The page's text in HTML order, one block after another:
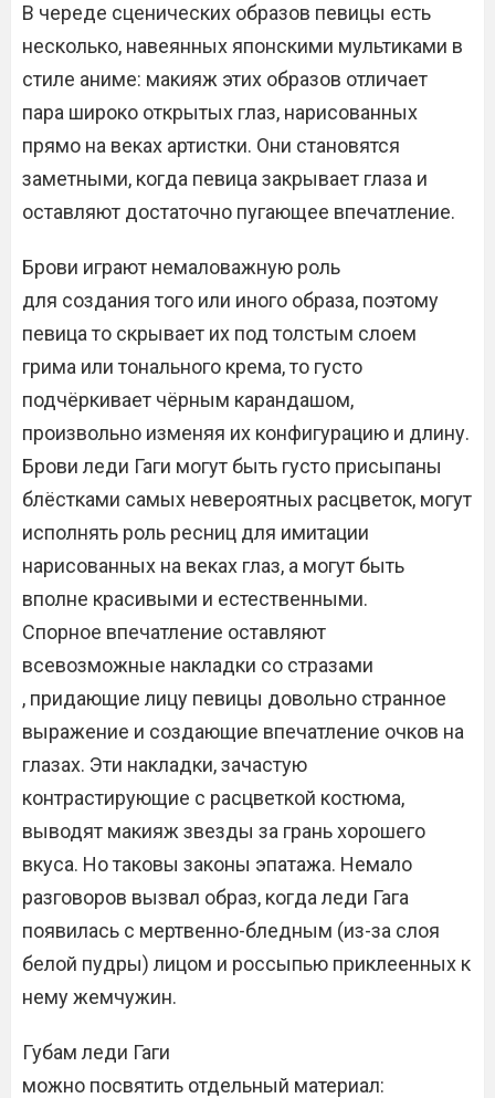
В череде сценических образов певицы есть
несколько, навеянных японскими мультиками в
стиле аниме: макияж этих образов отличает
пара широко открытых глаз, нарисованных
прямо на веках артистки. Они становятся
заметными, когда певица закрывает глаза и
оставляют достаточно пугающее впечатление.
Брови играют немаловажную роль
для создания того или иного образа, поэтому
певица то скрывает их под толстым слоем
грима или тонального крема, то густо
подчёркивает чёрным карандашом,
произвольно изменяя их конфигурацию и длину.
Брови леди Гаги могут быть густо присыпаны
блёстками самых невероятных расцветок, могут
исполнять роль ресниц для имитации
нарисованных на веках глаз, а могут быть
вполне красивыми и естественными.
Спорное впечатление оставляют
всевозможные накладки со стразами
, придающие лицу певицы довольно странное
выражение и создающие впечатление очков на
глазах. Эти накладки, зачастую
контрастирующие с расцветкой костюма,
выводят макияж звезды за грань хорошего
вкуса. Но таковы законы эпатажа. Немало
разговоров вызвал образ, когда леди Гага
появилась с мертвенно-бледным (из-за слоя
белой пудры) лицом и россыпью приклеенных к
нему жемчужин.
Губам леди Гаги
можно посвятить отдельный материал: